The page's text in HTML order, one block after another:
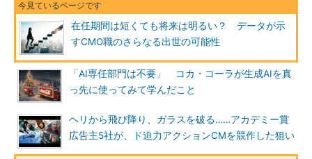
在任期間は短くても将来は明るい？ データが示
すCMO職のさらなる出世の可能性
「AI専任部門は不要」 コカ・コーラが生成AIを真
っ先に使ってみて学んだこと
ヘリから飛び降り、ガラスを破る……アカデミー賞
広告主5社が、ド迫力アクションCMを競作した狙い